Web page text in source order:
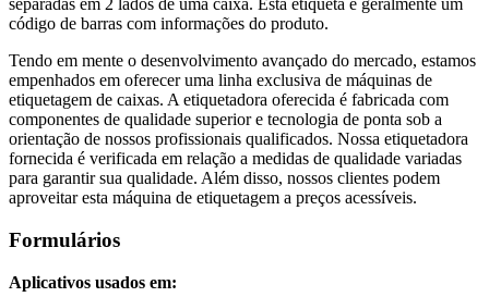
separadas em 2 lados de uma caixa. Esta etiqueta é geralmente um
código de barras com informações do produto.
Tendo em mente o desenvolvimento avançado do mercado, estamos
empenhados em oferecer uma linha exclusiva de máquinas de
etiquetagem de caixas. A etiquetadora oferecida é fabricada com
componentes de qualidade superior e tecnologia de ponta sob a
orientação de nossos profissionais qualificados. Nossa etiquetadora
fornecida é verificada em relação a medidas de qualidade variadas
para garantir sua qualidade. Além disso, nossos clientes podem
aproveitar esta máquina de etiquetagem a preços acessíveis.
Formulários
Aplicativos usados em: